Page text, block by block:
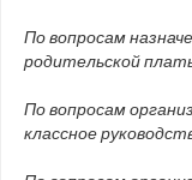
По вопросам
родительской
По вопросам
классное